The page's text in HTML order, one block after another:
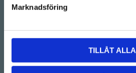
Marknadsföring
TILLÅT ALLA
Montageinstruktioner